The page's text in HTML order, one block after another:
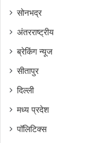
सोनभद्र
अंतरराष्ट्रीय
ब्रेकिंग न्यूज
सीतापुर
दिल्ली
मध्य प्रदेश
पॉलिटिक्स